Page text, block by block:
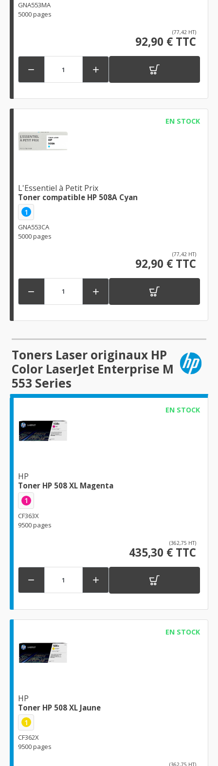
GNA553MA
5000 pages
(77,42 HT)
92,90 € TTC
 
EN STOCK
L'Essentiel à Petit Prix
Toner compatible HP 508A Cyan
1
GNA553CA
5000 pages
(77,42 HT)
92,90 € TTC
 
Toners Laser originaux HP
Color LaserJet Enterprise M
553 Series
EN STOCK
HP
Toner HP 508 XL Magenta
1
CF363X
9500 pages
(362,75 HT)
435,30 € TTC
 
EN STOCK
HP
Toner HP 508 XL Jaune
1
CF362X
9500 pages
(362,75 HT)